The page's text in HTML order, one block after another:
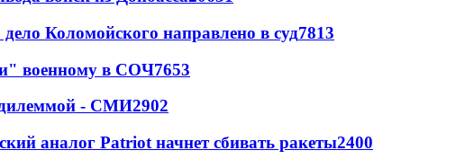
Коломойского направлено в суд7813
военному в СОЧ7653
дилеммой - СМИ2902
аналог Patriot начнет сбивать ракеты2400